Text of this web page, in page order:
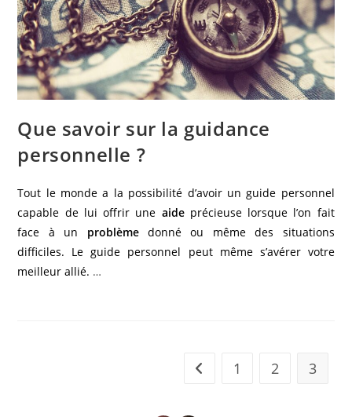
Que savoir sur la guidance
personnelle ?
Tout le monde a la possibilité d’avoir un guide personnel
capable de lui offrir une aideprécieuse lorsque l’on fait
face à un problèmedonné ou même des situations
difficiles. Le guide personnel peut même s’avérer votre
meilleur allié. …
Go to the previous page
1 2 3